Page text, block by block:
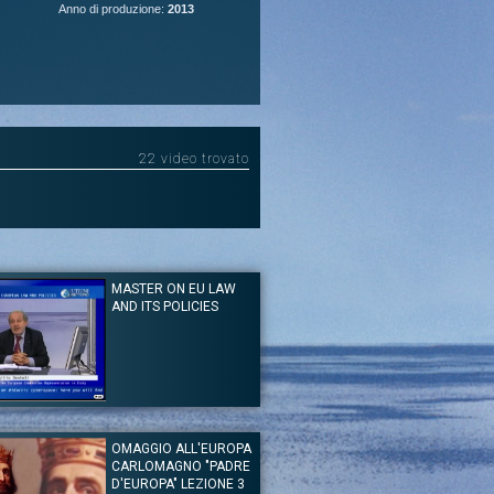
Anno di produzione: 2013
22 video trovato
MASTER ON EU LAW
AND ITS POLICIES
Dastoli
i cieli d'Europa
del Master on EU Law and its Policies
dal Prof. Pierluigi Dastoli in lingua inglese. Gli
della lezione sono: The innovations of the treaty of
OMAGGIO ALL'EUROPA
CARLOMAGNO "PADRE
D'EUROPA" LEZIONE 3